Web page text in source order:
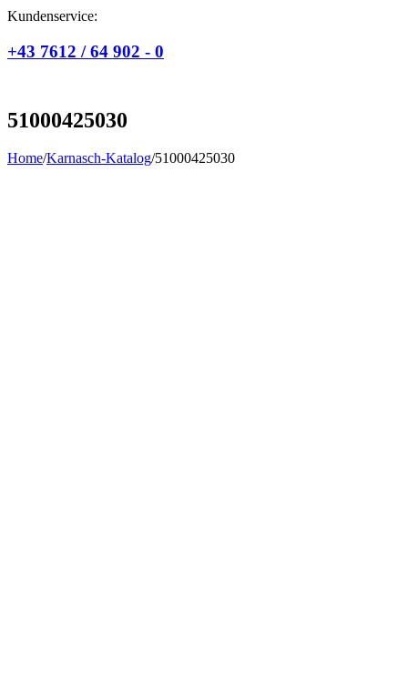
Kundenservice:
+43 7612 / 64 902 - 0
51000425030
Home/Karnasch-Katalog/51000425030